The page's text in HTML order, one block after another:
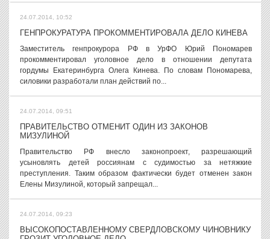
24.07.2014, 10:52
ГЕНПРОКУРАТУРА ПРОКОММЕНТИРОВАЛА ДЕЛО КИНЕВА
Заместитель генпрокурора РФ в УрФО Юрий Пономарев
прокомментировал уголовное дело в отношении депутата
гордумы Екатеринбурга Олега Кинева. По словам Пономарева,
силовики разработали план действий по...
24.07.2014, 09:51
ПРАВИТЕЛЬСТВО ОТМЕНИТ ОДИН ИЗ ЗАКОНОВ
МИЗУЛИНОЙ
Правительство РФ внесло законопроект, разрешающий
усыновлять детей россиянам с судимостью за нетяжкие
преступления. Таким образом фактически будет отменен закон
Елены Мизулиной, который запрещал...
24.07.2014, 09:23
ВЫСОКОПОСТАВЛЕННОМУ СВЕРДЛОВСКОМУ ЧИНОВНИКУ